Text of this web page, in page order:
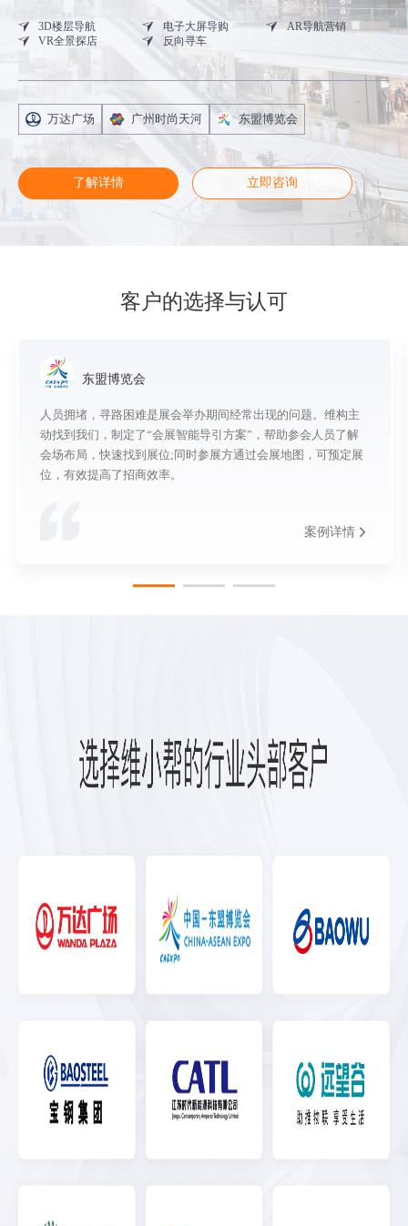
3D楼层导航 电子大屏导购
AR导航营销
VR全景探店
反向寻车
万达广场 广州时尚天河 东盟博览会
了解详情 立即咨询
客户的选择与认可
东盟博览会
人员拥堵，寻路困难是展会举办期间经常出现的问题。维构主
动找到我们，制定了“会展智能导引方案”，帮助参会人员了解
会场布局，快速找到展位;同时参展方通过会展地图，可预定展
位，有效提高了招商效率。
案例详情